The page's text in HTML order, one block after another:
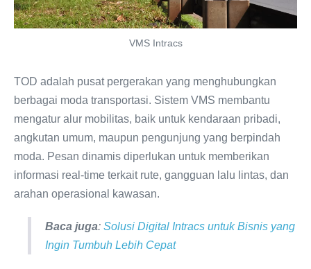
VMS Intracs
TOD adalah pusat pergerakan yang menghubungkan
berbagai moda transportasi. Sistem VMS membantu
mengatur alur mobilitas, baik untuk kendaraan pribadi,
angkutan umum, maupun pengunjung yang berpindah
moda. Pesan dinamis diperlukan untuk memberikan
informasi real-time terkait rute, gangguan lalu lintas, dan
arahan operasional kawasan.
Baca juga: Solusi Digital Intracs untuk Bisnis yang
Ingin Tumbuh Lebih Cepat